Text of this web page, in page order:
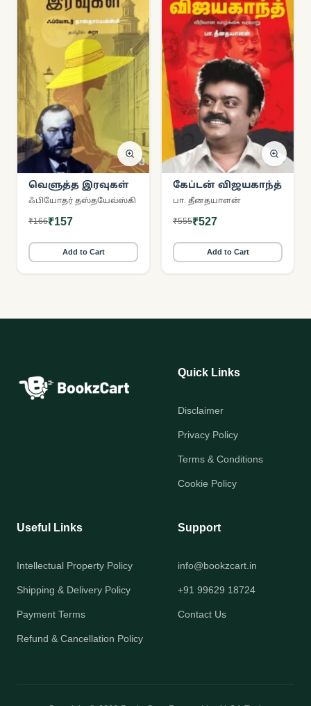
வெளுத்த இரவுகள்
ஃபியோதர் தஸ்தயேவ்ஸ்கி
₹166₹157
Add to Cart
கேப்டன் விஜயகாந்த்
பா. தீனதயாளன்
₹555₹527
Add to Cart
Quick Links
Disclaimer
Privacy Policy
Terms & Conditions
Cookie Policy
Useful Links
Intellectual Property Policy
Shipping & Delivery Policy
Payment Terms
Refund & Cancellation Policy
Support
info@bookzcart.in
+91 99629 18724
Contact Us